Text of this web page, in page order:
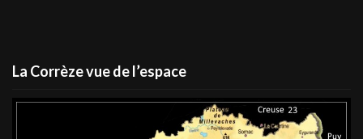
La Corrèze vue de l’espace